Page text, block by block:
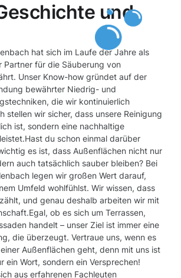
und
hat sich im Laufe der Jahre als
Partner für die Säuberung von
Unser Know-how gründet auf der
bewährter Niedrig- und
die wir kontinuierlich
stellen wir sicher, dass unsere Reinigung
ist, sondern eine nachhaltige
du schon einmal darüber
es ist, dass Außenflächen nicht nur
auch tatsächlich sauber bleiben? Bei
legen wir großen Wert darauf,
Umfeld wohlfühlst. Wir wissen, dass
und genau deshalb arbeiten wir mit
ob es sich um Terrassen,
handelt – unser Ziel ist immer eine
die überzeugt. Vertraue uns, wenn es
Außenflächen geht, denn mit uns ist
ein Wort, sondern ein Versprechen!
aus erfahrenen Fachleuten